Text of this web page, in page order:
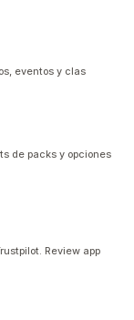
eventos y clas
de packs y opciones
Review app